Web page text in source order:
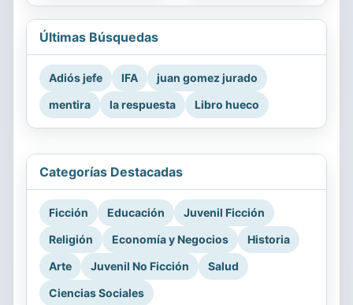
Últimas Búsquedas
Adiós jefe IFA
juan gomez jurado
mentira
la respuesta Libro hueco
Categorías Destacadas
Ficción Educación
Juvenil Ficción
Religión
Economía y Negocios
Historia
Arte
Juvenil No Ficción
Salud
Ciencias Sociales